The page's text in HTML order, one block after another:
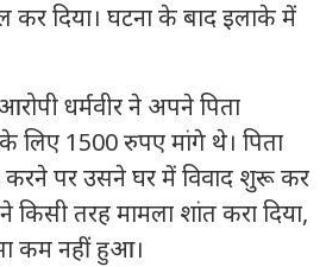
कर दिया। घटना के बाद इलाके में
धर्मवीर ने अपने पिता
लिए 1500 रुपए मांगे थे। पिता
करने पर उसने घर में विवाद शुरू कर
किसी तरह मामला शांत करा दिया,
कम नहीं हुआ।